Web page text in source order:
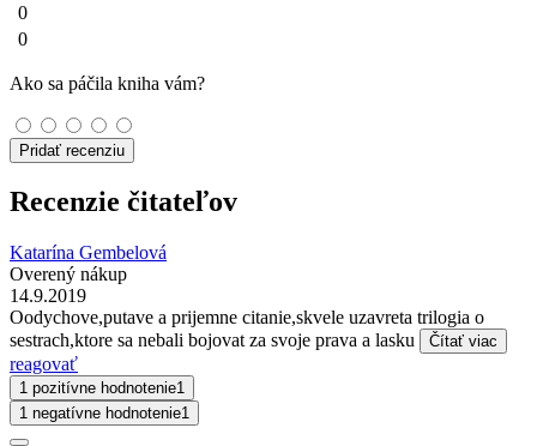
0
0
Ako sa páčila kniha vám?
Pridať recenziu
Recenzie čitateľov
Katarína Gembelová
Overený nákup
14.9.2019
Oodychove,putave a prijemne citanie,skvele uzavreta trilogia o
sestrach,ktore sa nebali bojovat za svoje prava a lasku
Čítať viac
reagovať
1 pozitívne hodnotenie1
1 negatívne hodnotenie1